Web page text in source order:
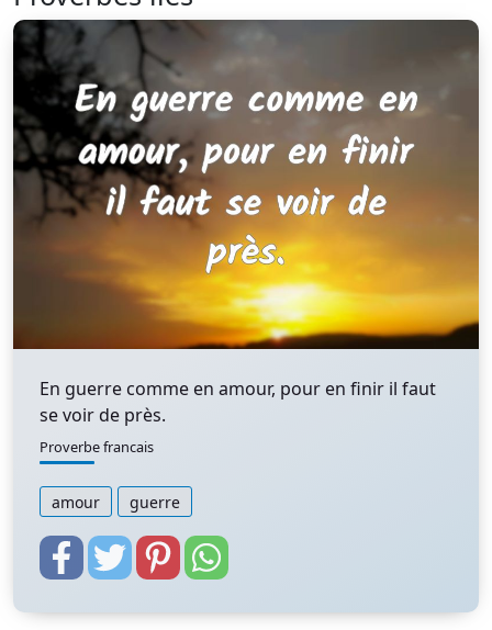
En guerre comme en amour, pour en finir il faut
se voir de près.
Proverbe francais
amour guerre